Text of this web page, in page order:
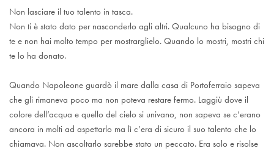
Non lasciare il tuo talento in tasca.
Non ti è stato dato per nasconderlo agli altri. Qualcuno ha bisogno di
te e non hai molto tempo per mostrarglielo. Quando lo mostri, mostri chi
te lo ha donato.
Quando Napoleone guardò il mare dalla casa di Portoferraio sapeva
che gli rimaneva poco ma non poteva restare fermo. Laggiù dove il
colore dell’acqua e quello del cielo si univano, non sapeva se c’erano
ancora in molti ad aspettarlo ma lì c’era di sicuro il suo talento che lo
chiamava. Non ascoltarlo sarebbe stato un peccato. Era solo e risolse